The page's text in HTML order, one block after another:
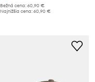
Bežná cena:60,90 €
Najnižšia cena:60,90 €